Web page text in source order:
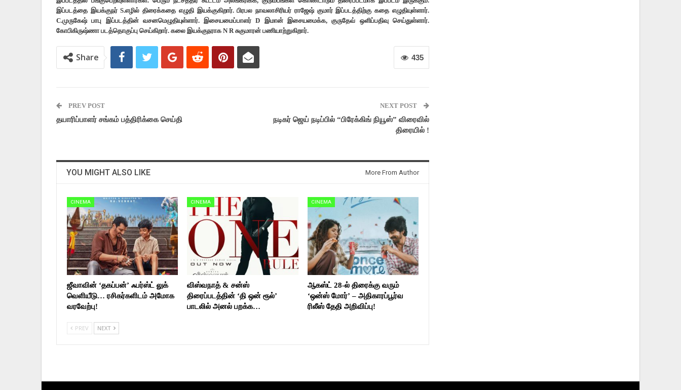
இப்படத்தை இயக்குநர் S.எழில் திரைக்கதை எழுதி இயக்குகிறார். பிரபல நாவலாசிரியர் ராஜேஷ் குமார் இப்படத்திற்கு கதை எழுதியுள்ளார்.
C.முருகேஷ் பாபு இப்படத்தின் வசனமெழுதியுள்ளார். இசையமைப்பாளர் D இமான் இசையமைக்க, குருதேவ் ஒளிப்பதிவு செய்துள்ளார்.
கோபிகிருஷ்ணா படத்தொகுப்பு செய்கிறார். கலை இயக்குநராக N R சுகுமாரன் பணியாற்றுகிறார்.
435
Share
PREV POST
தயாரிப்பாளர் சங்கம் பத்திரிக்கை செய்தி
NEXT POST
நடிகர் ஜெய் நடிப்பில் “பிரேக்கிங் நியூஸ்” விரைவில்
திரையில் !
YOU MIGHT ALSO LIKE More From Author
CINEMA
ஜீவாவின் ‘தகப்பன்’ ஃபர்ஸ்ட் லுக்
வெளியீடு… ரசிகர்களிடம் அமோக
வரவேற்பு!
CINEMA
விஸ்வநாத் & சன்ஸ்
திரைப்படத்தின் ‘தி ஒன் ரூல்’
பாடலில் அனல் பறக்க…
CINEMA
ஆகஸ்ட் 28-ல் திரைக்கு வரும்
‘ஒன்ஸ் மோர்’ – அதிகாரப்பூர்வ
ரிலீஸ் தேதி அறிவிப்பு!
PREV NEXT